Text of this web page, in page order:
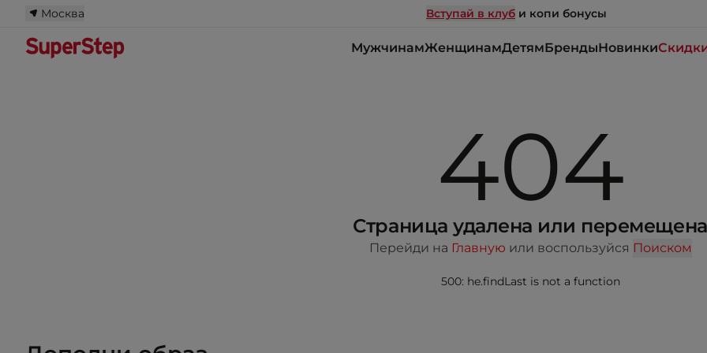
Москва Вступай в клуб и копи бонусы
МужчинамЖенщинамДетямБрендыНовинки
404
Страница удалена или перемещена
Перейди на Главную или воспользуйся Поиском
500: he.findLast is not a function